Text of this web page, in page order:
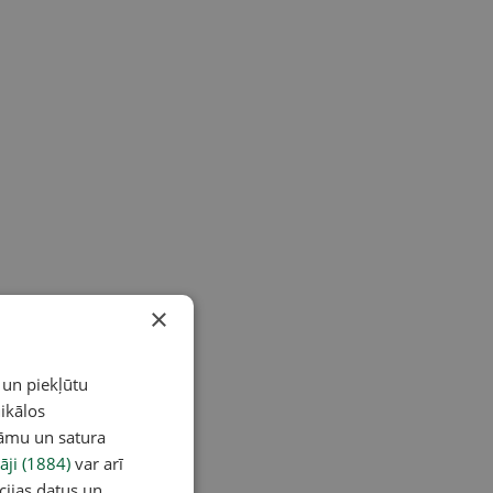
×
piekļūtu
un satura
(1884) var arī